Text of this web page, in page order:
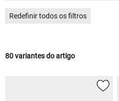
Redefinir todos os filtros
80 variantes do artigo